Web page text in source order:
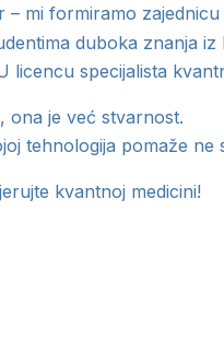
– mi formiramo
duboka znanja
licencu specijalista
ona je već stvarnost.
tehnologija pomaže
kvantnoj medicini!